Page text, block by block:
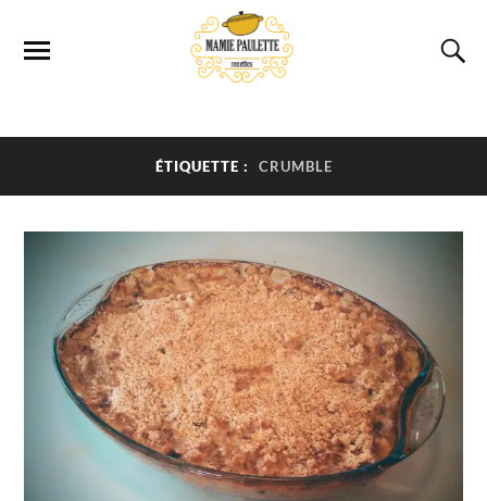
ÉTIQUETTE : CRUMBLE